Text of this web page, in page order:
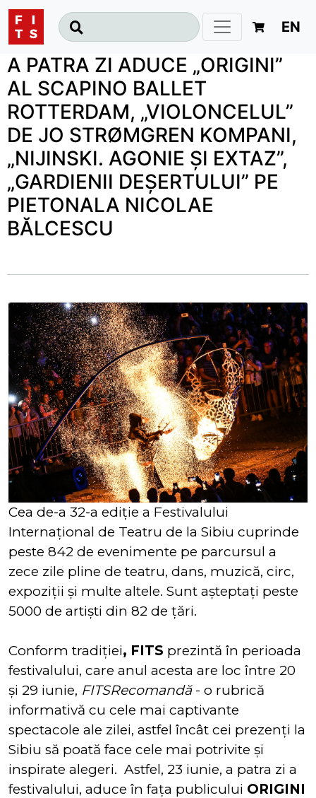
EN
A PATRA ZI ADUCE „ORIGINI”
AL SCAPINO BALLET
ROTTERDAM, „VIOLONCELUL”
DE JO STRØMGREN KOMPANI,
„NIJINSKI. AGONIE ȘI EXTAZ”,
„GARDIENII DEȘERTULUI” PE
PIETONALA NICOLAE
BĂLCESCU
Cea de-a 32-a ediţie a Festivalului
Internaţional de Teatru de la Sibiu cuprinde
peste 842 de evenimente pe parcursul a
zece zile pline de teatru, dans, muzică, circ,
expoziţii şi multe altele. Sunt aşteptaţi peste
5000 de artişti din 82 de ţări.
Conform tradiției, FITS prezintă în perioada
festivalului, care anul acesta are loc între 20
și 29 iunie, FITSRecomandă- o rubrică
informativă cu cele mai captivante
spectacole ale zilei, astfel încât cei prezenți la
Sibiu să poată face cele mai potrivite și
inspirate alegeri. Astfel, 23 iunie, a patra zi a
festivalului, aduce în fața publicului ORIGINI